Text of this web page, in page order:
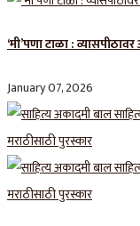
‘मी’पणा टाळा :
January 07, 2026